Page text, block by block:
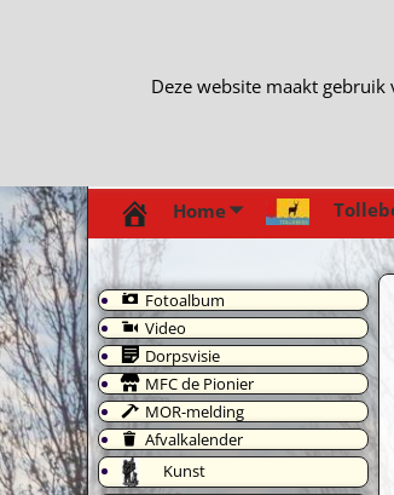
Home
Fotoalbum
Video
Dorpsvisie
MFC de Pionier
MOR-melding
Afvalkalender
Kunst
Deze website maakt